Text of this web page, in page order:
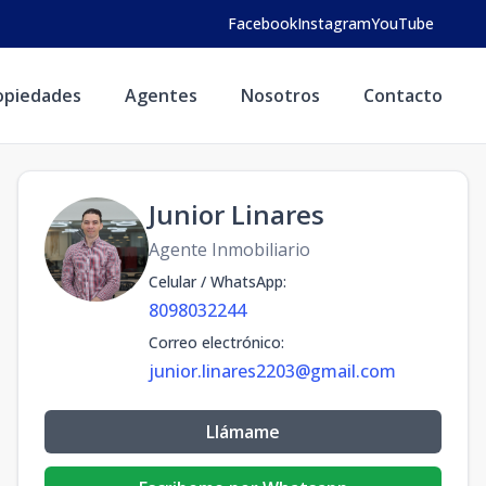
FacebookInstagramYouTube
Agentes Nosotros Contacto
Junior Linares
Agente Inmobiliario
Celular / WhatsApp:
8098032244
Correo electrónico:
junior.linares2203@gmail.com
Llámame